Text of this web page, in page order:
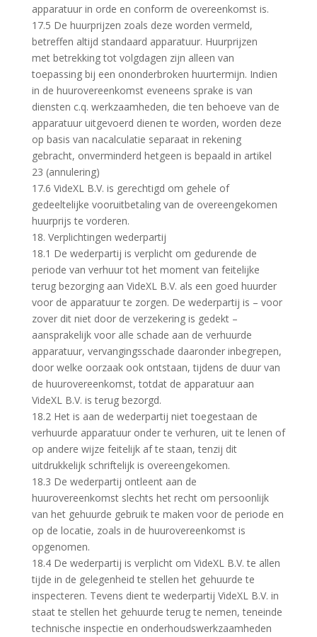
apparatuur in orde en conform de overeenkomst is.
17.5 De huurprijzen zoals deze worden vermeld,
betreffen altijd standaard apparatuur. Huurprijzen
met betrekking tot volgdagen zijn alleen van
toepassing bij een ononderbroken huurtermijn. Indien
in de huurovereenkomst eveneens sprake is van
diensten c.q. werkzaamheden, die ten behoeve van de
apparatuur uitgevoerd dienen te worden, worden deze
op basis van nacalculatie separaat in rekening
gebracht, onverminderd hetgeen is bepaald in artikel
23 (annulering)
17.6 VideXL B.V. is gerechtigd om gehele of
gedeeltelijke vooruitbetaling van de overeengekomen
huurprijs te vorderen.
18. Verplichtingen wederpartij
18.1 De wederpartij is verplicht om gedurende de
periode van verhuur tot het moment van feitelijke
terug bezorging aan VideXL B.V. als een goed huurder
voor de apparatuur te zorgen. De wederpartij is – voor
zover dit niet door de verzekering is gedekt –
aansprakelijk voor alle schade aan de verhuurde
apparatuur, vervangingsschade daaronder inbegrepen,
door welke oorzaak ook ontstaan, tijdens de duur van
de huurovereenkomst, totdat de apparatuur aan
VideXL B.V. is terug bezorgd.
18.2 Het is aan de wederpartij niet toegestaan de
verhuurde apparatuur onder te verhuren, uit te lenen of
op andere wijze feitelijk af te staan, tenzij dit
uitdrukkelijk schriftelijk is overeengekomen.
18.3 De wederpartij ontleent aan de
huurovereenkomst slechts het recht om persoonlijk
van het gehuurde gebruik te maken voor de periode en
op de locatie, zoals in de huurovereenkomst is
opgenomen.
18.4 De wederpartij is verplicht om VideXL B.V. te allen
tijde in de gelegenheid te stellen het gehuurde te
inspecteren. Tevens dient te wederpartij VideXL B.V. in
staat te stellen het gehuurde terug te nemen, teneinde
technische inspectie en onderhoudswerkzaamheden